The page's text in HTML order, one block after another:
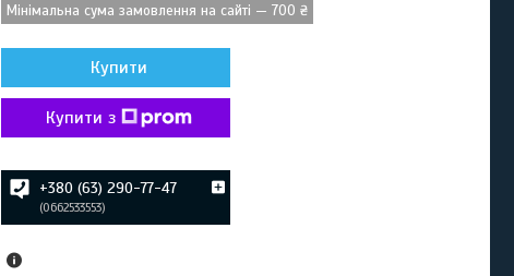
Мінімальна сума замовлення на сайті — 700 ₴
Купити
Купити з
+380 (63) 290-77-47
0662533553